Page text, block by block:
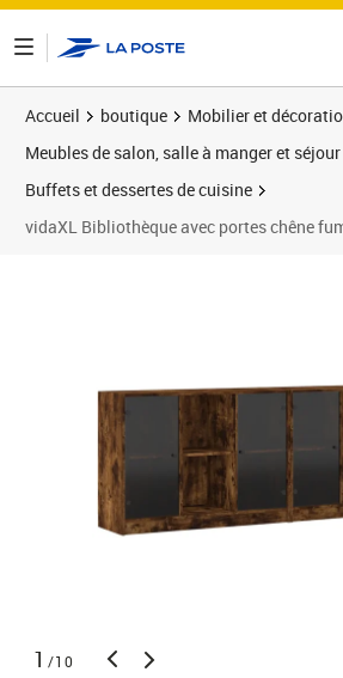
Accueil boutique
Mobilier et
Meubles de salon, salle à manger et séjour
Buffets et dessertes de cuisine
vidaXL Bibliothèque avec portes chêne
1 /10